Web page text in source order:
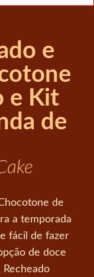
e
e Kit
de
de
a temporada
fácil de fazer
de doce